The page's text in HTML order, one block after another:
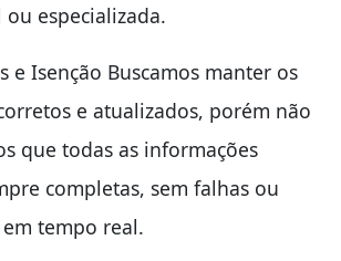
especializada.
e Isenção Buscamos manter os
e atualizados, porém não
que todas as informações
completas, sem falhas ou
tempo real.